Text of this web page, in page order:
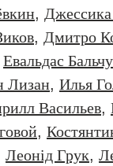
,
, Дмитро
Евальдас
Лизан, Илья
Васильев,
,
Леонiд Грук,